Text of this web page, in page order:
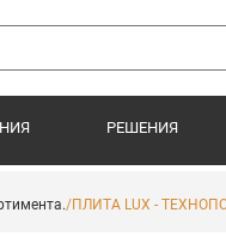
РЕШЕНИЯ
/ПЛИТА LUX -